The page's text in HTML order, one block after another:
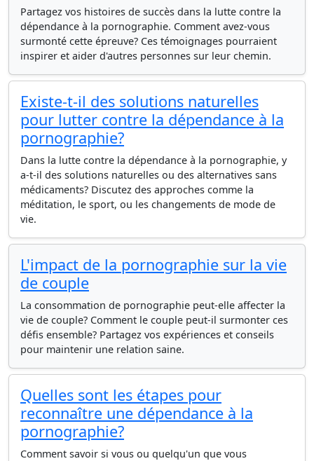
Partagez vos histoires de succès dans la lutte contre la
dépendance à la pornographie. Comment avez-vous
surmonté cette épreuve? Ces témoignages pourraient
inspirer et aider d'autres personnes sur leur chemin.
Existe-t-il des solutions naturelles
pour lutter contre la dépendance à la
pornographie?
Dans la lutte contre la dépendance à la pornographie, y
a-t-il des solutions naturelles ou des alternatives sans
médicaments? Discutez des approches comme la
méditation, le sport, ou les changements de mode de
vie.
L'impact de la pornographie sur la vie
de couple
La consommation de pornographie peut-elle affecter la
vie de couple? Comment le couple peut-il surmonter ces
défis ensemble? Partagez vos expériences et conseils
pour maintenir une relation saine.
Quelles sont les étapes pour
reconnaître une dépendance à la
pornographie?
Comment savoir si vous ou quelqu'un que vous